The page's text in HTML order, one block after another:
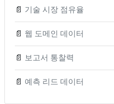
📄 기술 시장 점유율
📄 웹 도메인 데이터
📄 보고서 통찰력
📄 예측 리드 데이터